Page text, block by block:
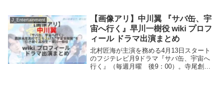
ドラマを紹介します。珠城りょう 『べら
ぼう〜蔦重...
J_Entertainment
【画像アリ】中川翼 『サバ缶、宇
宙へ行く』早川一樹役 wiki プロフ
ィール ドラマ出演まとめ
北村匠海が主演を務める4月13日スタート
のフジテレビ月9ドラマ『サバ缶、宇宙へ
行く』（毎週月曜 後9：00）。寺尾創亮